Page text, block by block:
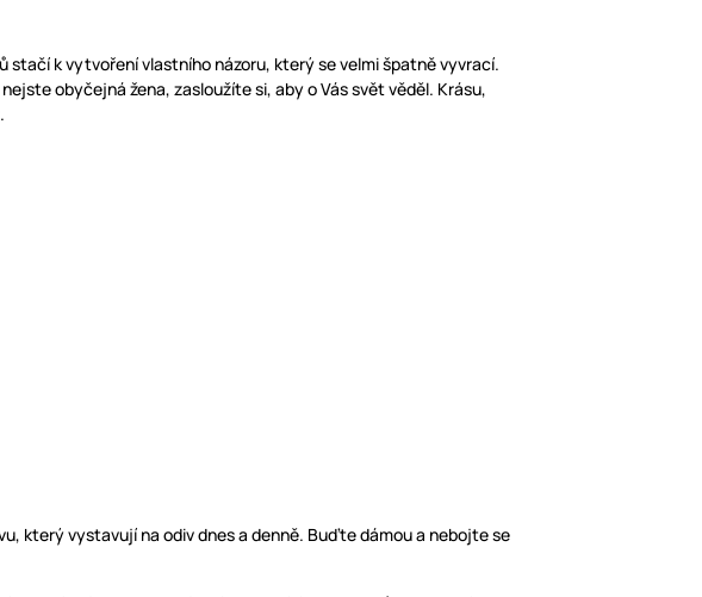
stačí k vytvoření vlastního názoru, který se velmi špatně vyvrací.
obyčejná žena, zasloužíte si, aby o Vás svět věděl. Krásu,
který vystavují na odiv dnes a denně. Buďte dámou a nebojte se